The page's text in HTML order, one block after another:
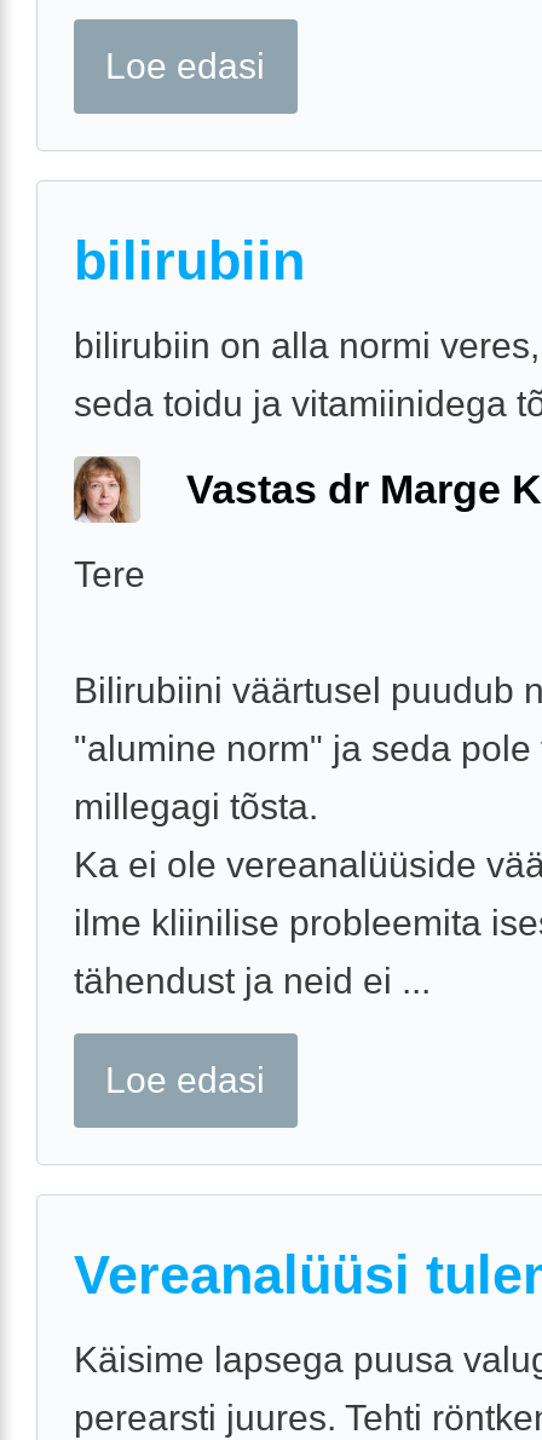
Loe edasi
bilirubiin
bilirubiin on alla normi
seda toidu ja vitamiinidega
Vastas dr Marge
Tere
Bilirubiini väärtusel puudub
"alumine norm" ja seda pole
millegagi tõsta.
Ka ei ole vereanalüüside
ilme kliinilise probleemita
tähendust ja neid ei ...
Loe edasi
Vereanalüüsi
Käisime lapsega puusa
perearsti juures. Tehti